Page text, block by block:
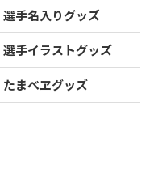
選手名入りグッズ
選手イラストグッズ
たまべヱグッズ